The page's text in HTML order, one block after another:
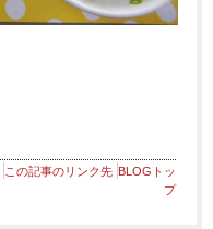
この記事のリンク先 BLOGトッ
プ